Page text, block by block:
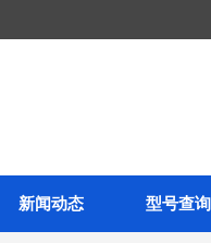
新闻动态 型号查询